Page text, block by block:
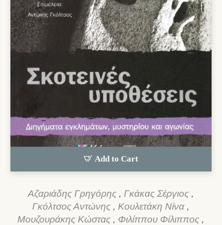
Add to Cart
Αζαριάδης Γρηγόρης , Γκάκας Σέργιος ,
Γκόλτσος Αντώνης , Κουλετάκη Νίνα ,
Μουζουράκης Κώστας , Φιλίππου Φίλιππος ,